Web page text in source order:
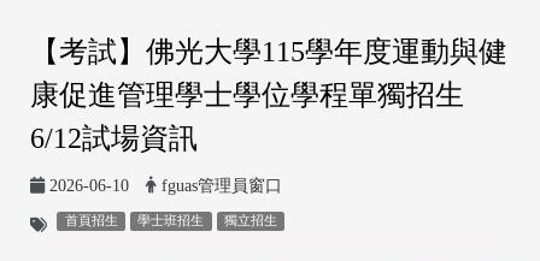
【考試】佛光大學115學年度運動與健
康促進管理學士學位學程單獨招生
6/12試場資訊
2026-06-10 fguas管理員窗口
首頁招生 學士班招生 獨立招生